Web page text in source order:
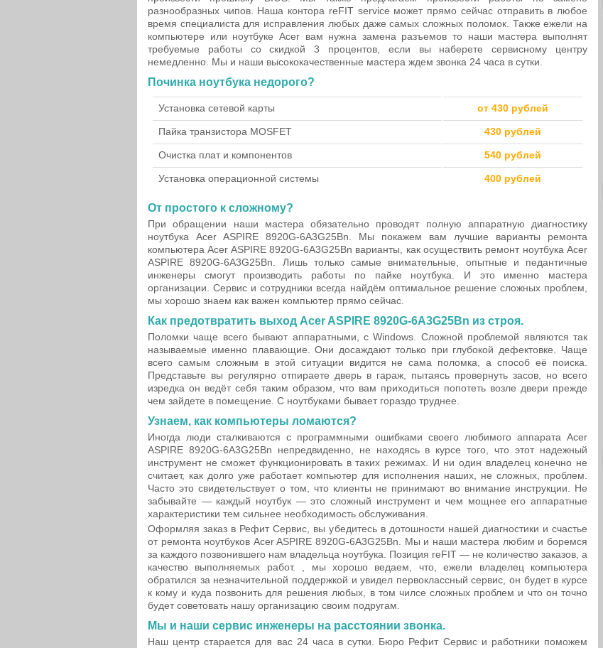
разнообразных чипов. Наша контора reFIT service может прямо сейчас отправить в любое
время специалиста для исправления любых даже самых сложных поломок. Также ежели на
компьютере или ноутбуке Acer вам нужна замена разъемов то наши мастера выполнят
требуемые работы со скидкой 3 процентов, если вы наберете сервисному центру
немедленно. Мы и наши высококачественные мастера ждем звонка 24 часа в сутки.
Починка ноутбука недорого?
Установка сетевой карты от 430 рублей
Пайка транзистора MOSFET 430 рублей
Очистка плат и компонентов 540 рублей
Установка операционной системы 400 рублей
От простого к сложному?
При обращении наши мастера обязательно проводят полную аппаратную диагностику
ноутбука Acer ASPIRE 8920G-6A3G25Bn. Мы покажем вам лучшие варианты ремонта
компьютера Acer ASPIRE 8920G-6A3G25Bn варианты, как осуществить ремонт ноутбука Acer
ASPIRE 8920G-6A3G25Bn. Лишь только самые внимательные, опытные и педантичные
инженеры смогут производить работы по пайке ноутбука. И это именно мастера
организации. Сервис и сотрудники всегда найдём оптимальное решение сложных проблем,
мы хорошо знаем как важен компьютер прямо сейчас.
Как предотвратить выход Acer ASPIRE 8920G-6A3G25Bn из строя.
Поломки чаще всего бывают аппаратными, с Windows. Сложной проблемой являются так
называемые именно плавающие. Они досаждают только при глубокой дефектовке. Чаще
всего самым сложным в этой ситуации видится не сама поломка, а способ её поиска.
Представьте вы регулярно отпираете дверь в гараж, пытаясь провернуть засов, но всего
изредка он ведёт себя таким образом, что вам приходиться попотеть возле двери прежде
чем зайдете в помещение. С ноутбуками бывает гораздо труднее.
Узнаем, как компьютеры ломаются?
Иногда люди сталкиваются с программными ошибками своего любимого аппарата Acer
ASPIRE 8920G-6A3G25Bn непредвиденно, не находясь в курсе того, что этот надежный
инструмент не сможет функционировать в таких режимах. И ни один владелец конечно не
считает, как долго уже работает компьютер для исполнения наших, не сложных, проблем.
Часто это свидетельствует о том, что клиенты не принимают во внимание инструкции. Не
забывайте — каждый ноутбук — это сложный инструмент и чем мощнее его аппаратные
характеристики тем сильнее необходимость обслуживания.
Оформляя заказ в Рефит Сервис, вы убедитесь в дотошности нашей диагностики и счастье
от ремонта ноутбуков Acer ASPIRE 8920G-6A3G25Bn. Мы и наши мастера любим и боремся
за каждого позвонившего нам владельца ноутбука. Позиция reFIT — не количество заказов, а
качество выполняемых работ. , мы хорошо ведаем, что, ежели владелец компьютера
обратился за незначительной поддержкой и увидел первоклассный сервис, он будет в курсе
к кому и куда позвонить для решения любых, в том чилсе сложных проблем и что он точно
будет советовать нашу организацию своим подругам.
Мы и наши сервис инженеры на расстоянии звонка.
Наш центр старается для вас 24 часа в сутки. Бюро Рефит Сервис и работники поможем